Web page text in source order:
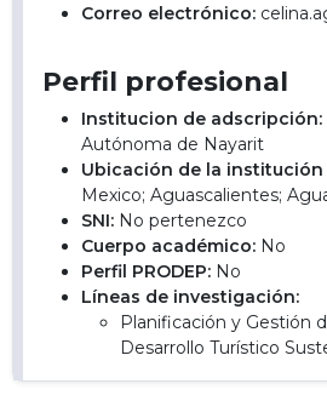
Correo electrónico:
Perfil profesional
Institucion de adscripción:
Autónoma de Nayarit
Ubicación de la
Mexico; Aguascalientes;
SNI: No pertenezco
Cuerpo académico: No
Perfil PRODEP: No
Líneas de investigación:
Planificación y Gestión
Desarrollo Turístico